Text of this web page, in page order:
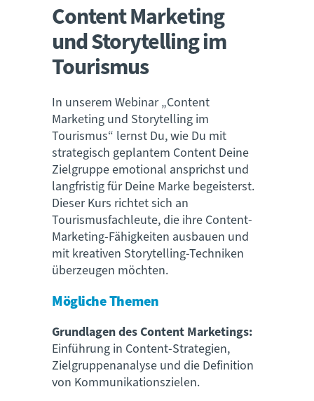
Content Marketing
und Storytelling im
Tourismus
In unserem Webinar „Content
Marketing und Storytelling im
Tourismus“ lernst Du, wie Du mit
strategisch geplantem Content Deine
Zielgruppe emotional ansprichst und
langfristig für Deine Marke begeisterst.
Dieser Kurs richtet sich an
Tourismusfachleute, die ihre Content-
Marketing-Fähigkeiten ausbauen und
mit kreativen Storytelling-Techniken
überzeugen möchten.
Mögliche Themen
Grundlagen des Content Marketings:
Einführung in Content-Strategien,
Zielgruppenanalyse und die Definition
von Kommunikationszielen.